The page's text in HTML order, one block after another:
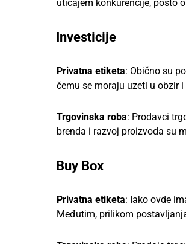
uticajem konkurencije, pošto
Investicije
Privatna etiketa: Obično su
čemu se moraju uzeti u obzir
Trgovinska roba: Prodavci
brenda i razvoj proizvoda su
Buy Box
Privatna etiketa: Iako ovde
Međutim, prilikom